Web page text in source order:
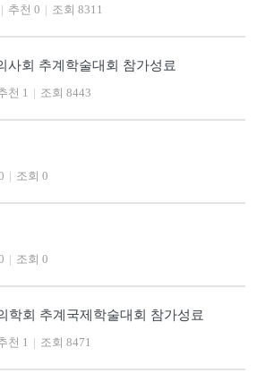
| 추천 0 | 조회 8311
사회 추계학술대회 참가성료
천 1 | 조회 8443
| 조회 0
| 조회 0
학회 추계국제학술대회 참가성료
천 1 | 조회 8471